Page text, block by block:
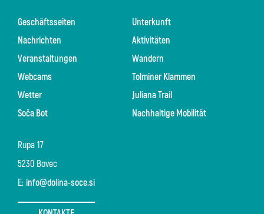
Rupa 17
5230 Bovec
E: info@dolina-soce.si
Geschäftsseiten
Nachrichten
Veranstaltungen
Webcams
Wetter
Soča Bot
Unterkunft
Aktivitäten
Wandern
Tolminer Klammen
Juliana Trail
Nachhaltige Mobilität